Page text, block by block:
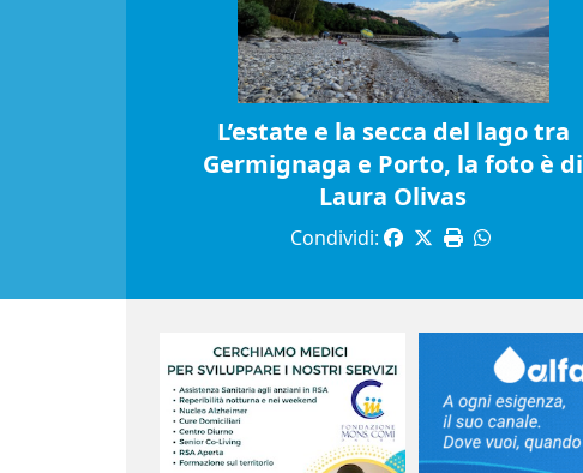
L’estate e la secca del lago tra
Germignaga e Porto, la foto è di
Laura Olivas
Condividi: